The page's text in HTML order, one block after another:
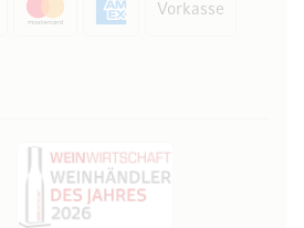
Vorkasse